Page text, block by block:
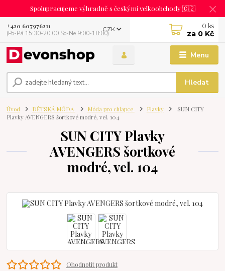
Spolupracujeme výhradně s českými velkoobchody 🇨🇿
Menu
CZK
Hledat
+420 607976211
(Po-Pá 15:30-20:00 So-Ne 9:00-18:00)
0 ks
za 0 Kč
Úvod DĚTSKÁ MÓDA Móda pro chlapce Plavky
SUN CITY
Plavky AVENGERS šortkové modré, vel. 104
SUN CITY Plavky
AVENGERS šortkové
modré, vel. 104
Ohodnotit produkt